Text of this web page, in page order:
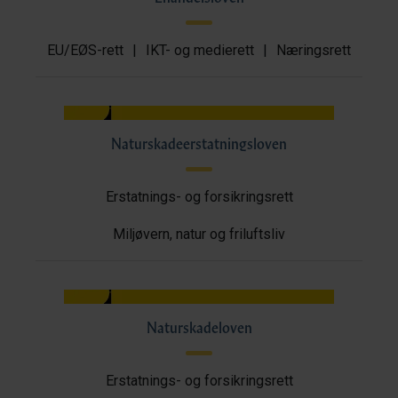
EU/EØS-rett | IKT- og medierett | Næringsrett
Naturskadeerstatningsloven
Erstatnings- og forsikringsrett
Miljøvern, natur og friluftsliv
Naturskadeloven
Erstatnings- og forsikringsrett